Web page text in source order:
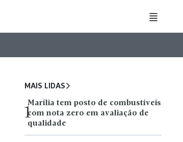
MAIS LIDAS
1
Marília tem posto de combustíveis
com nota zero em avaliação de
qualidade